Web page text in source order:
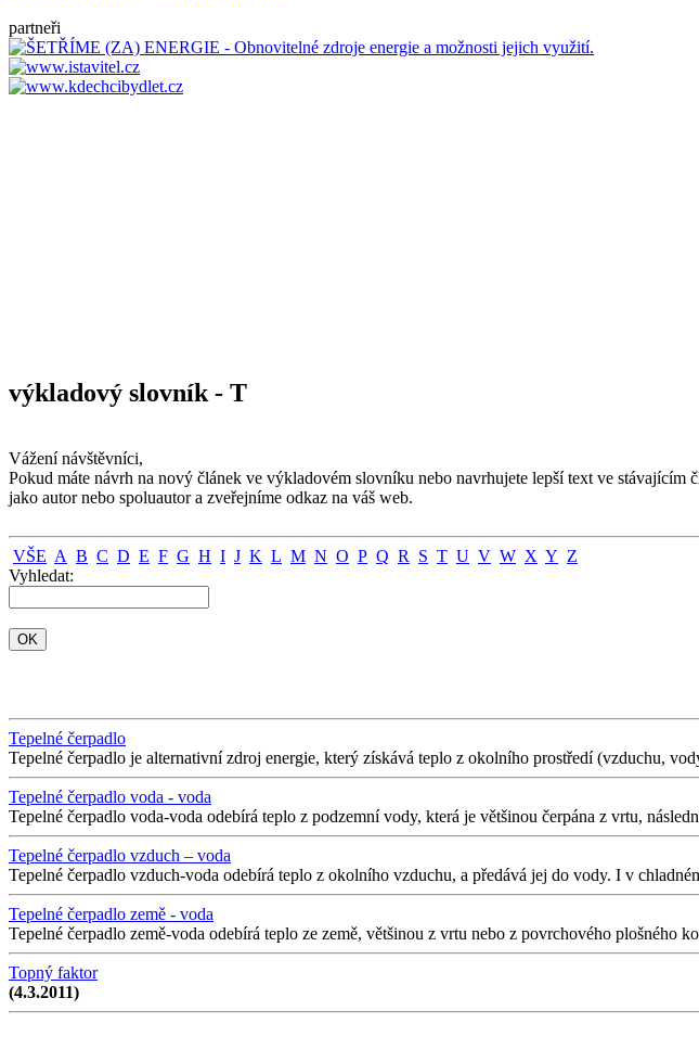
partneři
výkladový slovník - T
Vážení návštěvníci,
Pokud máte návrh na nový článek ve výkladovém slovníku nebo navrhujete lepší text ve stávajícím
jako autor nebo spoluautor a zveřejníme odkaz na váš web.
VŠE A B C D E F G H I J K L M N O P Q R S T U V W X Y Z
Vyhledat:
Tepelné čerpadlo
Tepelné čerpadlo je alternativní zdroj energie, který získává teplo z okolního prostředí (vzduchu,
Tepelné čerpadlo voda - voda
Tepelné čerpadlo voda-voda odebírá teplo z podzemní vody, která je většinou čerpána z vrtu,
Tepelné čerpadlo vzduch – voda
Tepelné čerpadlo vzduch-voda odebírá teplo z okolního vzduchu, a předává jej do vody. I v
Tepelné čerpadlo země - voda
Tepelné čerpadlo země-voda odebírá teplo ze země, většinou z vrtu nebo z povrchového plošného
Topný faktor
(4.3.2011)